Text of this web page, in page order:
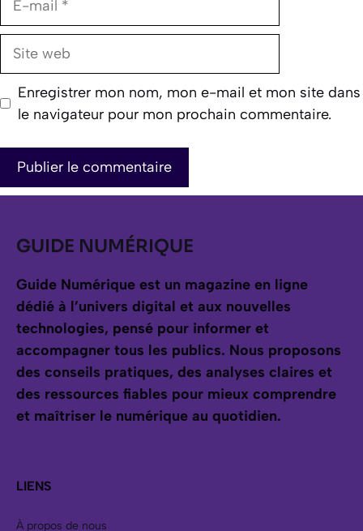
Site
Enregistrer mon nom, mon e-mail et mon site dans
le navigateur pour mon prochain commentaire.
GUIDE NUMÉRIQUE
Guide Numérique est un magazine en ligne
dédié à l’univers digital et aux nouvelles
technologies, pensé pour informer et
accompagner tous les publics. Nous proposons
des conseils pratiques, des analyses claires et
des ressources fiables pour mieux comprendre
et maîtriser le numérique au quotidien.
LIENS
À propos de nous